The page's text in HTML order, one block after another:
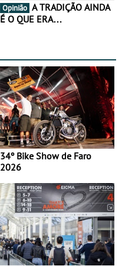
Opinião
É O QUE ERA…
34º Bike Show de Faro
2026